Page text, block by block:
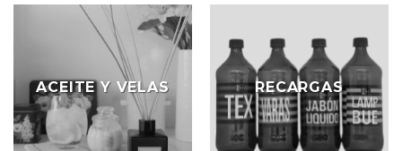
ACEITE Y VELAS RECARGAS